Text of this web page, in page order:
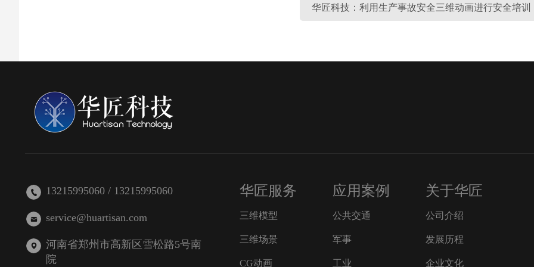
华匠科技：利用生产事故安全三维动画进行安全培训
13215995060 / 13215995060
service@huartisan.com
河南省郑州市高新区雪松路5号南
院
华匠服务
三维模型
三维场景
CG动画
应用案例
公共交通
军事
工业
关于华匠
公司介绍
发展历程
企业文化